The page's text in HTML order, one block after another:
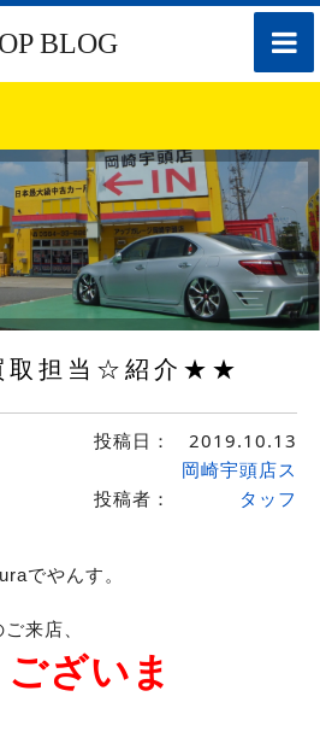
toggle
BLOG
担当☆紹介★★
投稿日： 2019.10.13
投稿者：
岡崎宇頭店ス
タッフ
でやんす。
来店、
ざいま